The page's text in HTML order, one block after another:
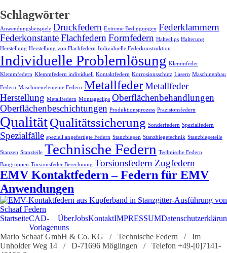
Schlagwörter
Anwendungsbeispiele Druckfedern Extreme Bedingungen Federklammern
FederkonstanteFlachfedern Formfedern Halteclips Halterung
Herstellung Herstellung von Flachfedern Individuelle Federkonstruktion
Individuelle Problemlösung Klemmfeder
Klemmfedern Klemmfedern individuell Kontaktfedern Korrosionsschutz Lasern Maschinenbau
Federn Maschinenelemente Federn MetallfederMetallfeder
Herstellung Metallfedern Montageclips Oberflächenbehandlungen
Oberflächenbeschichtungen Produktionsprozess Präzisionsfedern
QualitätQualitätssicherung Sonderfedern Spezialfedern
Spezialfälle speziell angefertigte Federn Stanzbiegen Stanzbiegetechnik Stanzbiegeteile
Stanzen Stanzteile Technische Federn Technische Federn
Baugruppen Torsionsfeder Berechnung Torsionsfedern Zugfedern
EMV Kontaktfedern – Federn für EMV
Anwendungen
StartseiteCAD-
Vorlagen
Über
uns
JobsKontaktIMPRESSUM
Mario Schaaf GmbH & Co. KG / Technische Federn / Im
Unholder Weg 14 / D-71696 Möglingen / Telefon +49-[0]7141-